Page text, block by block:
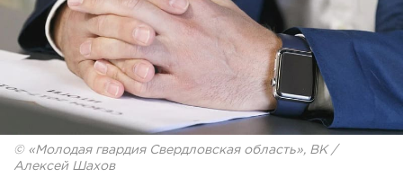
© «Молодая гвардия Свердловская область», ВК /
Алексей Шахов